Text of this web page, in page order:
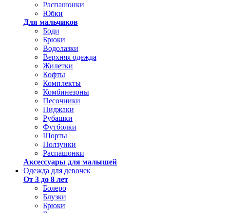
Распашонки
Юбки
Для мальчиков
Боди
Брюки
Водолазки
Верхняя одежда
Жилетки
Кофты
Комплекты
Комбинезоны
Песочники
Пиджаки
Рубашки
Футболки
Шорты
Ползунки
Распашонки
Аксессуары для малышей
Одежда для девочек
От 3 до 8 лет
Болеро
Блузки
Брюки